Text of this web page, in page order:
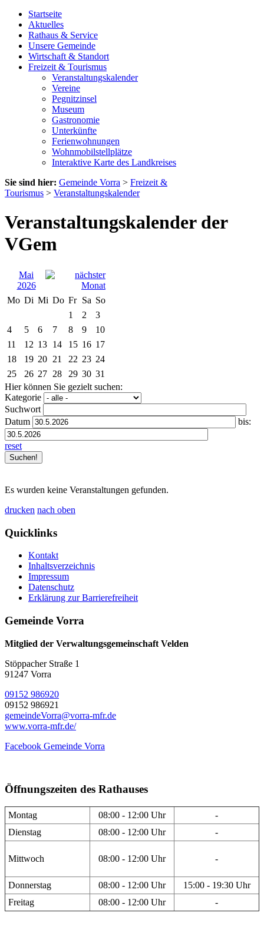
Startseite
Aktuelles
Rathaus & Service
Unsere Gemeinde
Wirtschaft & Standort
Freizeit & Tourismus
Veranstaltungskalender
Vereine
Pegnitzinsel
Museum
Gastronomie
Unterkünfte
Ferienwohnungen
Wohnmobilstellplätze
Interaktive Karte des Landkreises
Sie sind hier: Gemeinde Vorra > Freizeit &
Tourismus > Veranstaltungskalender
Veranstaltungskalender der
VGem
Mai
2026
Mo Di Mi Do Fr Sa So
1
2
3
4
5 6 7 8 9
10
11
12 13 14 15 16 17
18
19 20 21 22 23 24
25
26 27 28 29 30 31
Hier können Sie gezielt suchen:
Kategorie
Suchwort
Datum
bis:
reset
Es wurden keine Veranstaltungen gefunden.
drucken nach oben
Quicklinks
Kontakt
Inhaltsverzeichnis
Impressum
Datenschutz
Erklärung zur Barrierefreiheit
Gemeinde Vorra
Mitglied der Verwaltungsgemeinschaft Velden
Stöppacher Straße 1
91247 Vorra
09152 986920
09152 986921
gemeindeVorra@vorra-mfr.de
www.vorra-mfr.de/
Facebook Gemeinde Vorra
Öffnungszeiten des Rathauses
Montag 08:00 - 12:00 Uhr
-
Dienstag
08:00 - 12:00 Uhr -
Mittwoch 08:00 - 12:00 Uhr -
Donnerstag 08:00 - 12:00 Uhr
15:00 - 19:30 Uhr
Freitag
08:00 - 12:00 Uhr -